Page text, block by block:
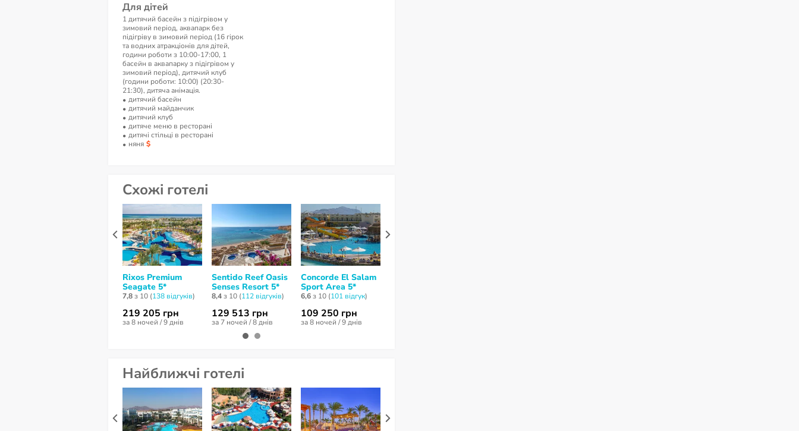
Для дітей
1 дитячий басейн з підігрівом у
зимовий період, аквапарк без
підігріву в зимовий період (16 гірок
та водних атракціонів для дітей,
години роботи з 10:00-17:00, 1
басейн в аквапарку з підігрівом у
зимовий період), дитячий клуб
(години роботи: 10:00) (20:30-
21:30), дитяча анімація.
дитячий басейн
дитячий майданчик
дитячий клуб
дитяче меню в ресторані
дитячі стільці в ресторані
няня
Схожі готелі
Rixos Premium
Seagate 5*
7,8з 10 (138 відгуків)
219 205 грн
за 8 ночей / 9 днів
Sentido Reef Oasis
Senses Resort 5*
8,4з 10 (112 відгуків)
129 513 грн
за 7 ночей / 8 днів
Concorde El Salam
Sport Area 5*
6,6з 10 (101 відгук)
109 250 грн
за 8 ночей / 9 днів
Найближчі готелі